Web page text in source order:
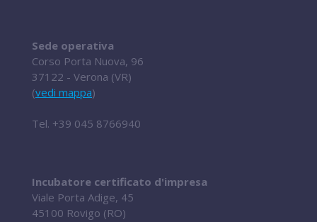
Sede operativa
Corso Porta Nuova, 96
37122 - Verona (VR)
(vedi mappa)
Tel. +39 045 8766940
Incubatore certificato d'impresa
Viale Porta Adige, 45
45100 Rovigo (RO)